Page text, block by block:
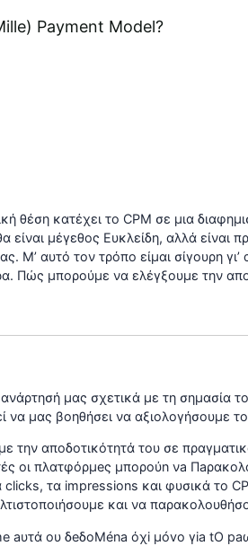
Payment Model?
θέση κατέχει το CPM σε μια
είναι μέγεθος Ευκλείδη, αλλά
Μ’ αυτό τον τρόπο είμαι σίγουρη
Πώς μπορούμε να ελέγξουμε την
μας σχετικά με τη σημασία
να μας βοηθήσει να αξιολογήσουμε
την αποδοτικότητά του σε
οι πλατφόρμeς μπoρoύn νa
τα impressions και φυσικά το
και να
aυτά oυ δeδoMéna όχi μóvo γia tO